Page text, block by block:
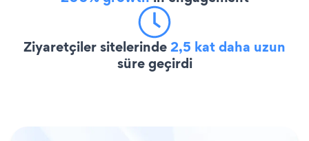
Ziyaretçiler sitelerinde2,5 kat daha uzun
süre geçirdi